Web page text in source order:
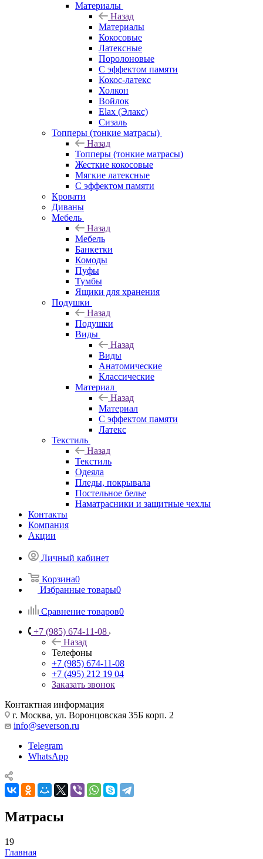
Материалы
Назад
Материалы
Кокосовые
Латексные
Поролоновые
С эффектом памяти
Кокос-латекс
Холкон
Войлок
Elax (Элакс)
Сизаль
Топперы (тонкие матрасы)
Назад
Топперы (тонкие матрасы)
Жесткие кокосовые
Мягкие латексные
С эффектом памяти
Кровати
Диваны
Мебель
Назад
Мебель
Банкетки
Комоды
Пуфы
Тумбы
Ящики для хранения
Подушки
Назад
Подушки
Виды
Назад
Виды
Анатомические
Классические
Материал
Назад
Материал
С эффектом памяти
Латекс
Текстиль
Назад
Текстиль
Одеяла
Пледы, покрывала
Постельное белье
Наматрасники и защитные чехлы
Контакты
Компания
Акции
Личный кабинет
Корзина0
Избранные товары0
Сравнение товаров0
+7 (985) 674-11-08
Назад
Телефоны
+7 (985) 674-11-08
+7 (495) 212 19 04
Заказать звонок
Контактная информация
г. Москва, ул. Воронцовская 35Б корп. 2
info@severson.ru
Telegram
WhatsApp
Матрасы
19
Главная